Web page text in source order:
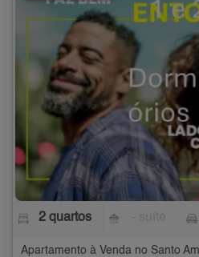
2 quartos
Apartamento à Venda no Santo